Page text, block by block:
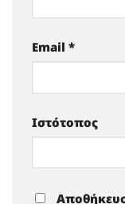
Email *
Ιστότοπος